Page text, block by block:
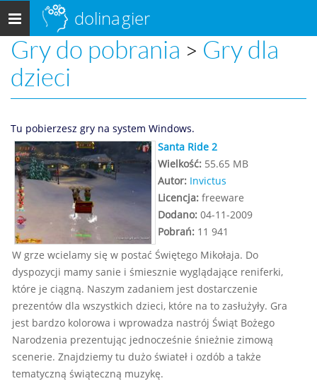
Menu
główne
dolinagier
Gry do pobrania > Gry dla
dzieci
Tu pobierzesz gry na system Windows.
Santa Ride 2
Wielkość: 55.65 MB
Autor: Invictus
Licencja: freeware
Dodano: 04-11-2009
Pobrań: 11 941
W grze wcielamy się w postać Świętego Mikołaja. Do
dyspozycji mamy sanie i śmiesznie wyglądające reniferki,
które je ciągną. Naszym zadaniem jest dostarczenie
prezentów dla wszystkich dzieci, które na to zasłużyły. Gra
jest bardzo kolorowa i wprowadza nastrój Świąt Bożego
Narodzenia prezentując jednocześnie śnieżnie zimową
scenerie. Znajdziemy tu dużo świateł i ozdób a także
tematyczną świąteczną muzykę.